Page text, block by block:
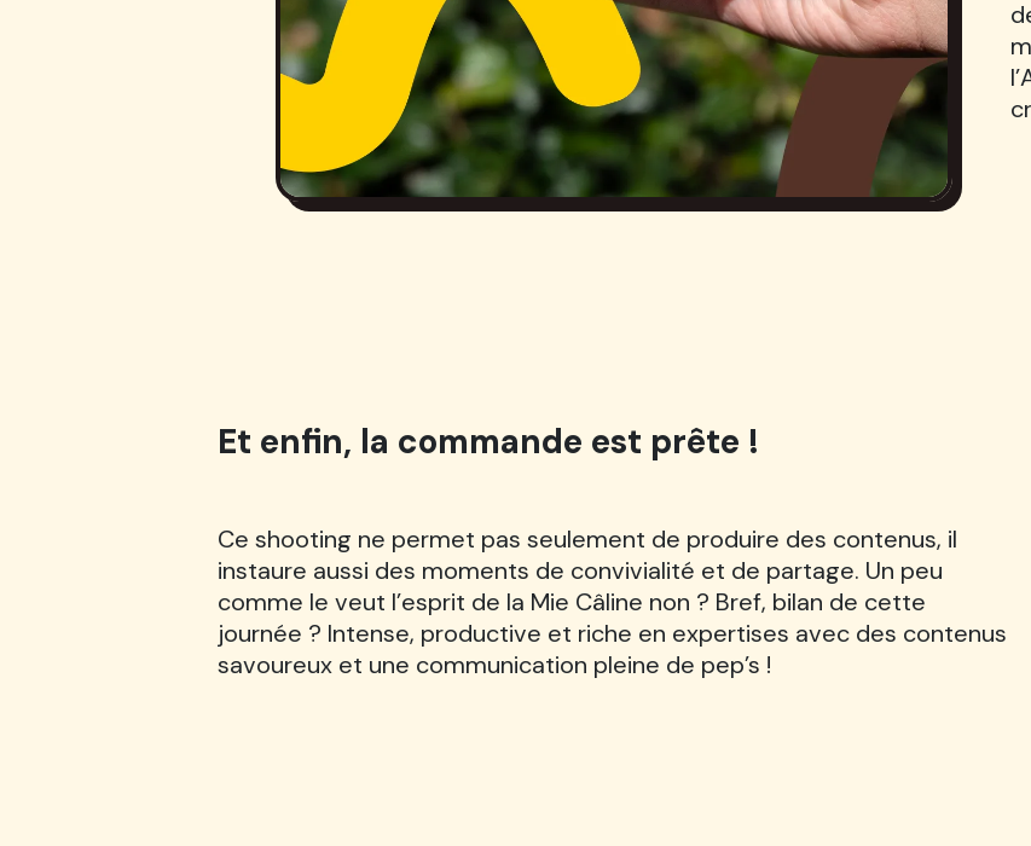
Et enfin, la commande est prête !
Ce shooting ne permet pas seulement de produire des contenus, il
instaure aussi des moments de convivialité et de partage. Un peu
comme le veut l’esprit de la Mie Câline non ? Bref, bilan de cette
journée ? Intense, productive et riche en expertises avec des contenus
savoureux et une communication pleine de pep’s !